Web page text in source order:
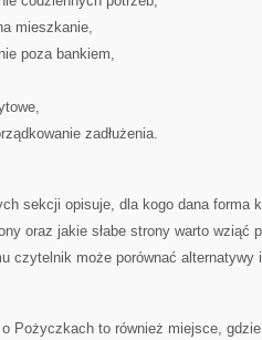
mieszkanie,
poza bankiem,
zadłużenia.
sekcji opisuje, dla kogo dana forma
oraz jakie słabe strony warto wziąć
czytelnik może porównać alternatywy
Pożyczkach to również miejsce,